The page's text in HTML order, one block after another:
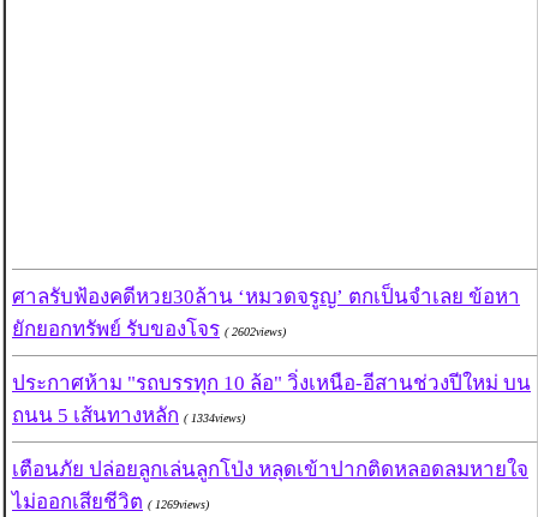
ศาลรับฟ้องคดีหวย30ล้าน ‘หมวดจรูญ’ ตกเป็นจำเลย ข้อหา
ยักยอกทรัพย์ รับของโจร ( 2602views)
ประกาศห้าม "รถบรรทุก 10 ล้อ" วิ่งเหนือ-อีสานช่วงปีใหม่ บน
ถนน 5 เส้นทางหลัก ( 1334views)
เตือนภัย ปล่อยลูกเล่นลูกโป่ง หลุดเข้าปากติดหลอดลมหายใจ
ไม่ออกเสียชีวิต ( 1269views)